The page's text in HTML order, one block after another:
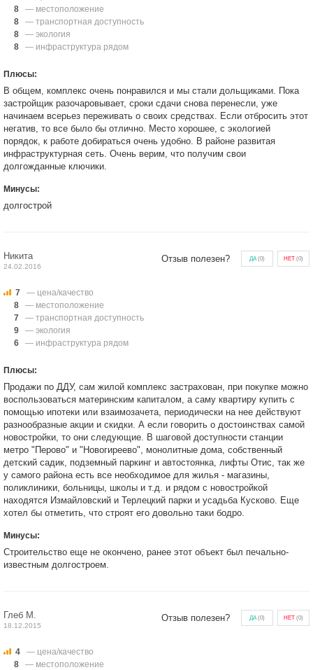
8
— местоположение
8
— транспортная доступность
8
— экология
8
— инфраструктура рядом
Плюсы:
В общем, комплекс очень понравился и мы стали дольщиками. Пока
застройщик разочаровывает, сроки сдачи снова перенесли, уже
начинаем всерьез переживать о своих средствах. Если отбросить этот
негатив, то все было бы отлично. Место хорошее, с экологией
порядок, к работе добираться очень удобно. В районе развитая
инфраструктурная сеть. Очень верим, что получим свои
долгожданные ключики.
Минусы:
долгострой
Никита
24.02.2016
Отзыв полезен? ДА(0) НЕТ (0)
7
— цена/качество
8
— местоположение
7
— транспортная доступность
9
— экология
6
— инфраструктура рядом
Плюсы:
Продажи по ДДУ, сам жилой комплекс застрахован, при покупке можно
воспользоваться материнским капиталом, а саму квартиру купить с
помощью ипотеки или взаимозачета, периодически на нее действуют
разнообразные акции и скидки. А если говорить о достоинствах самой
новостройки, то они следующие. В шаговой доступности станции
метро "Перово" и "Новогиреево", монолитные дома, собственный
детский садик, подземный паркинг и автостоянка, лифты Отис, так же
у самого района есть все необходимое для жилья - магазины,
поликлиники, больницы, школы и т.д. и рядом с новостройкой
находятся Измайловский и Терлецкий парки и усадьба Кусково. Еще
хотел бы отметить, что строят его довольно таки бодро.
Минусы:
Строительство еще не окончено, ранее этот объект был печально-
известным долгостроем.
Глеб М.
18.12.2015
Отзыв полезен? ДА(0) НЕТ (0)
4
— цена/качество
8
— местоположение